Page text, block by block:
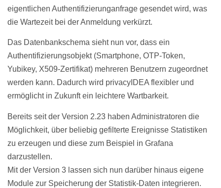
eigentlichen Authentifizierunganfrage gesendet wird, was
die Wartezeit bei der Anmeldung verkürzt.
Das Datenbankschema sieht nun vor, dass ein
Authentifizierungsobjekt (Smartphone, OTP-Token,
Yubikey, X509-Zertifikat) mehreren Benutzern zugeordnet
werden kann. Dadurch wird privacyIDEA flexibler und
ermöglicht in Zukunft ein leichtere Wartbarkeit.
Bereits seit der Version 2.23 haben Administratoren die
Möglichkeit, über beliebig gefilterte Ereignisse Statistiken
zu erzeugen und diese zum Beispiel in Grafana
darzustellen.
Mit der Version 3 lassen sich nun darüber hinaus eigene
Module zur Speicherung der Statistik-Daten integrieren.